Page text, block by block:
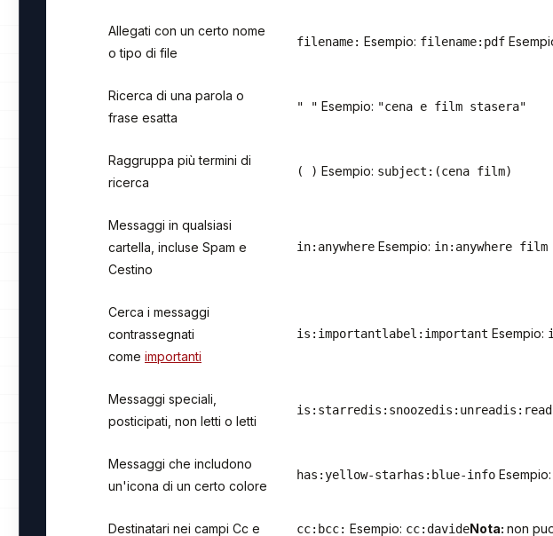
Allegati con un certo nome
o tipo di file
filename: Esempio: filename:pdf
Ricerca di una parola o
frase esatta
" " Esempio: "cena e film stasera"
Raggruppa più termini di
ricerca
( ) Esempio: subject:(cena film)
Messaggi in qualsiasi
cartella, incluse Spam e
Cestino
in:anywhere Esempio: in:anywhere film
Cerca i messaggi
contrassegnati
come importanti
is:importantlabel:important Esempio:
Messaggi speciali,
posticipati, non letti o letti
is:starredis:snoozedis:unreadis:read
Messaggi che includono
un'icona di un certo colore
has:yellow-starhas:blue-info Esempio:
Destinatari nei campi Cc e cc: bcc: Esempio: cc:davideNota: non